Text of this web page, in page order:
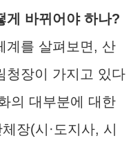
게 바뀌어야 하나?
계를 살펴보면, 산
청장이 가지고 있다
의 대부분에 대한
장(시·도지사, 시